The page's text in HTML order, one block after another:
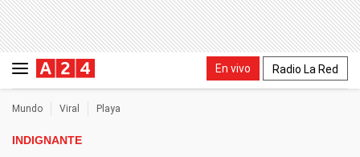
En vivo Radio La Red
Mundo Viral Playa
INDIGNANTE